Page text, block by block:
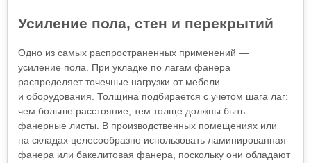
Усиление пола, стен и перекрытий
Одно из самых распространенных применений —
усиление пола. При укладке по лагам фанера
распределяет точечные нагрузки от мебели
и оборудования. Толщина подбирается с учетом шага лаг:
чем больше расстояние, тем толще должны быть
фанерные листы. В производственных помещениях или
на складах целесообразно использовать ламинированная
фанера или бакелитовая фанера, поскольку они обладают